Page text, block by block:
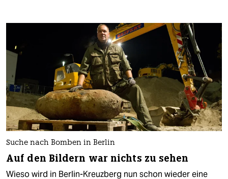
Suche nach Bomben in Berlin
Auf den Bildern war nichts zu sehen
Wieso wird in Berlin-Kreuzberg nun schon wieder eine